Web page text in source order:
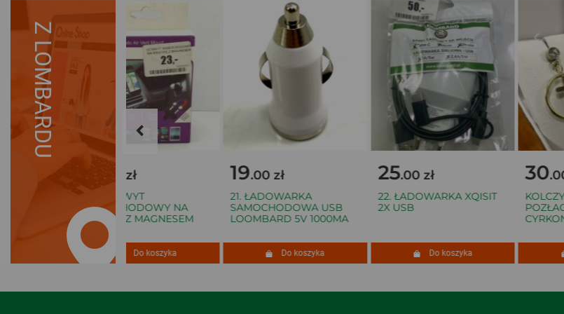
Z LOMBARDU
.00 zł
30. UCHWYT
SAMOCHODOWY NA
KRATKĘ Z MAGNESEM
VEGA
Do koszyka
19.00 zł
21. ŁADOWARKA
SAMOCHODOWA USB
LOOMBARD 5V 1000MA
Do koszyka
25.00 zł
22. ŁADOWARKA XQISIT
2X USB
Do koszyka
30.00